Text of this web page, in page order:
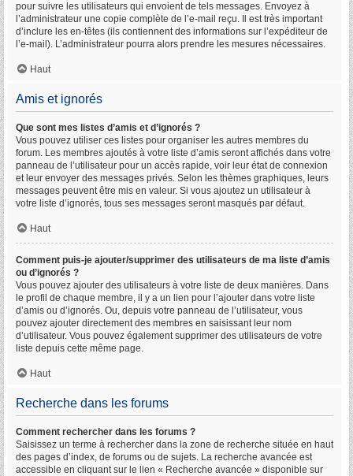
pour suivre les utilisateurs qui envoient de tels messages. Envoyez à
l’administrateur une copie complète de l’e-mail reçu. Il est très important
d’inclure les en-têtes (ils contiennent des informations sur l’expéditeur de
l’e-mail). L’administrateur pourra alors prendre les mesures nécessaires.
Haut
Amis et ignorés
Que sont mes listes d’amis et d’ignorés ?
Vous pouvez utiliser ces listes pour organiser les autres membres du
forum. Les membres ajoutés à votre liste d’amis seront affichés dans votre
panneau de l’utilisateur pour un accès rapide, voir leur état de connexion
et leur envoyer des messages privés. Selon les thèmes graphiques, leurs
messages peuvent être mis en valeur. Si vous ajoutez un utilisateur à
votre liste d’ignorés, tous ses messages seront masqués par défaut.
Haut
Comment puis-je ajouter/supprimer des utilisateurs de ma liste d’amis
ou d’ignorés ?
Vous pouvez ajouter des utilisateurs à votre liste de deux manières. Dans
le profil de chaque membre, il y a un lien pour l’ajouter dans votre liste
d’amis ou d’ignorés. Ou, depuis votre panneau de l’utilisateur, vous
pouvez ajouter directement des membres en saisissant leur nom
d’utilisateur. Vous pouvez également supprimer des utilisateurs de votre
liste depuis cette même page.
Haut
Recherche dans les forums
Comment rechercher dans les forums ?
Saisissez un terme à rechercher dans la zone de recherche située en haut
des pages d’index, de forums ou de sujets. La recherche avancée est
accessible en cliquant sur le lien « Recherche avancée » disponible sur